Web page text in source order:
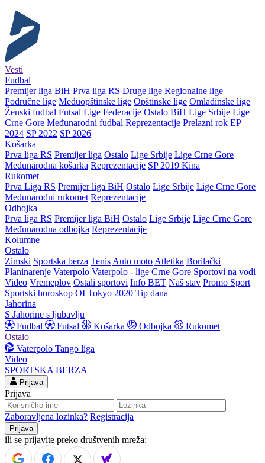
Vesti
Fudbal
Premijer liga BiH Prva liga RS Druge lige Regionalne lige
Područne lige Međuopštinske lige Opštinske lige Omladinske lige
Ženski fudbal Futsal Lige Federacije Ostalo BiH Lige Srbije Lige
Crne Gore Međunarodni fudbal Reprezentacije Prelazni rok EP
2024 SP 2022 SP 2026
Košarka
Prva liga RS Premijer liga Ostalo Lige Srbije Lige Crne Gore
Međunarodna košarka Reprezentacije SP 2019 Kina
Rukomet
Prva Liga RS Premijer liga BiH Ostalo Lige Srbije Lige Crne Gore
Međunarodni rukomet Reprezentacije
Odbojka
Prva liga RS Premijer liga BiH Ostalo Lige Srbije Lige Crne Gore
Međunarodna odbojka Reprezentacije
Kolumne
Ostalo
Zimski Sportska berza Tenis Auto moto Atletika Borilački
Planinarenje Vaterpolo Vaterpolo - lige Crne Gore Sportovi na vodi
Video Vremeplov Ostali sportovi Info BET Naš stav Promo Sport
Sportski horoskop OI Tokyo 2020 Tip dana
Jahorina
S Jahorine s ljubavlju
Fudbal
Futsal Košarka Odbojka
Rukomet
Ostalo
Vaterpolo Tango liga
Video
SPORTSKA BERZA
Prijava
Prijava
Zaboravljena lozinka? Registracija
ili se prijavite preko društvenih mreža: